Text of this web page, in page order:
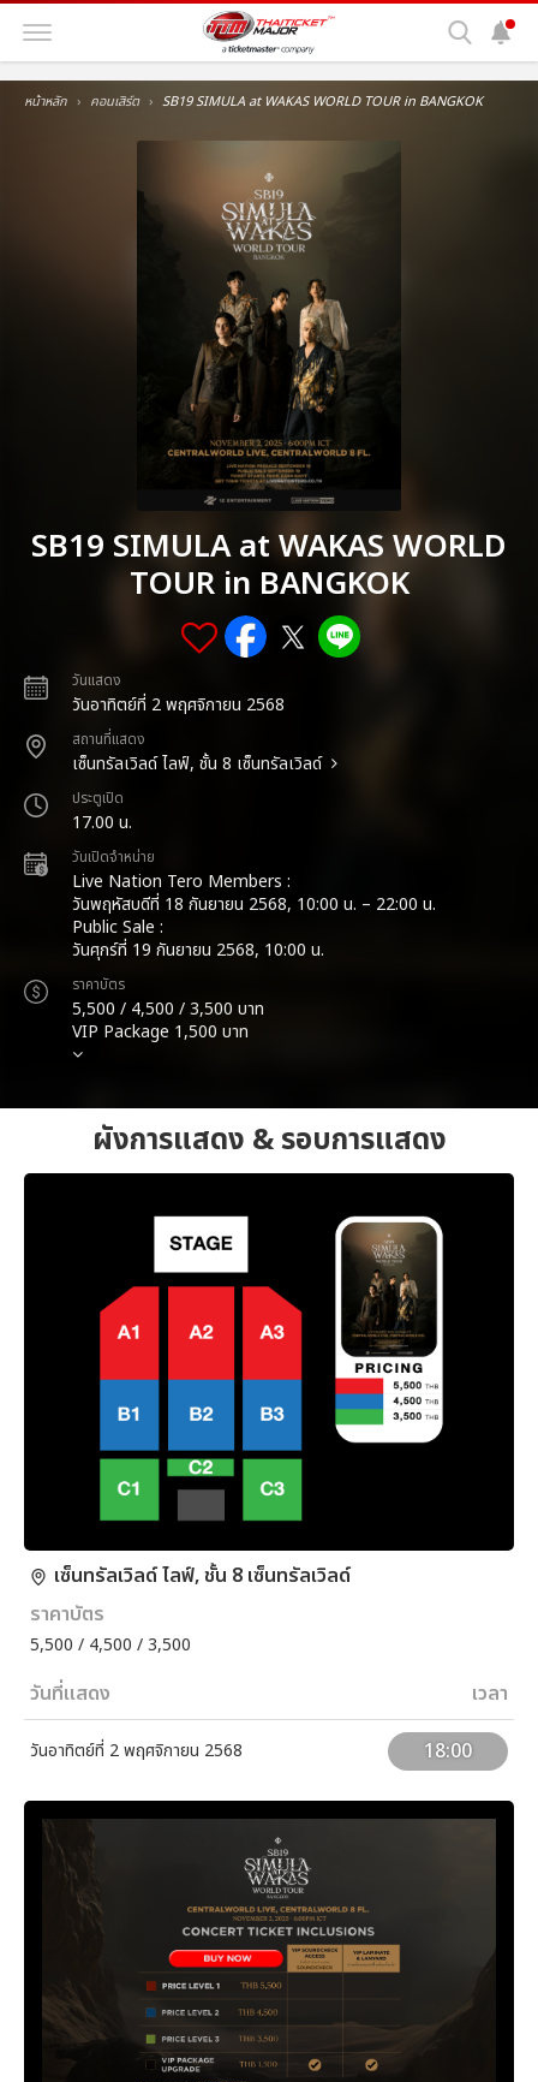
หน้าหลัก คอนเสิร์ต SB19 SIMULA at WAKAS WORLD TOUR in BANGKOK
SB19 SIMULA at WAKAS WORLD
TOUR in BANGKOK
วันแสดง
วันอาทิตย์ที่ 2 พฤศจิกายน 2568
สถานที่แสดง
เซ็นทรัลเวิลด์ ไลฟ์, ชั้น 8 เซ็นทรัลเวิลด์
ประตูเปิด
17.00 น.
วันเปิดจำหน่าย
Live Nation Tero Members :
วันพฤหัสบดีที่ 18 กันยายน 2568, 10:00 น. – 22:00 น.
Public Sale :
วันศุกร์ที่ 19 กันยายน 2568, 10:00 น.
ราคาบัตร
5,500 / 4,500 / 3,500 บาท
VIP Package 1,500 บาท
ผังการแสดง & รอบการแสดง
เซ็นทรัลเวิลด์ ไลฟ์, ชั้น 8 เซ็นทรัลเวิลด์
ราคาบัตร
5,500 / 4,500 / 3,500
วันที่แสดง เวลา
วันอาทิตย์ที่ 2 พฤศจิกายน 2568 18:00